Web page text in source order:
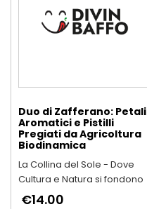
Duo di Zafferano: Petali
Aromatici e Pistilli
Pregiati da Agricoltura
Biodinamica
La Collina del Sole - Dove
Cultura e Natura si fondono
€14.00